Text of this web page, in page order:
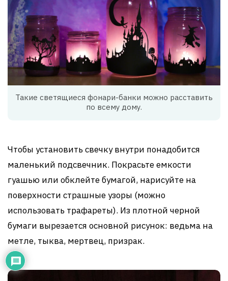
Такие светящиеся фонари-банки можно расставить
по всему дому.
Чтобы установить свечку внутри понадобится
маленький подсвечник. Покрасьте емкости
гуашью или обклейте бумагой, нарисуйте на
поверхности страшные узоры (можно
использовать трафареты). Из плотной черной
бумаги вырезается основной рисунок: ведьма на
метле, тыква, мертвец, призрак.